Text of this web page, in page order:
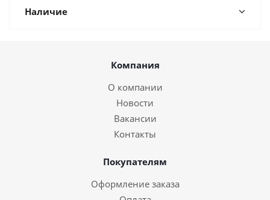
Наличие
Компания
О компании
Новости
Вакансии
Контакты
Покупателям
Оформление заказа